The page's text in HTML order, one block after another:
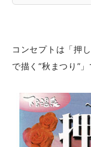
コンセプトは「押
で描く“秋まつり”」